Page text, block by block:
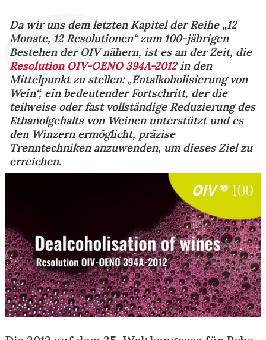
Da wir uns dem letzten Kapitel der Reihe „12
Monate, 12 Resolutionen“ zum 100-jährigen
Bestehen der OIV nähern, ist es an der Zeit, die
Resolution OIV-OENO 394A-2012in den
Mittelpunkt zu stellen: „Entalkoholisierung von
Wein“, ein bedeutender Fortschritt, der die
teilweise oder fast vollständige Reduzierung des
Ethanolgehalts von Weinen unterstützt und es
den Winzern ermöglicht, präzise
Trenntechniken anzuwenden, um dieses Ziel zu
erreichen.